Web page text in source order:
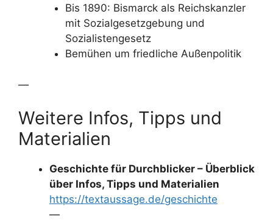
Bis 1890: Bismarck als Reichskanzler
mit Sozialgesetzgebung und
Sozialistengesetz
Bemühen um friedliche Außenpolitik
—
Weitere Infos, Tipps und
Materialien
Geschichte für Durchblicker – Überblick
über Infos, Tipps und Materialien
https://textaussage.de/geschichte
—